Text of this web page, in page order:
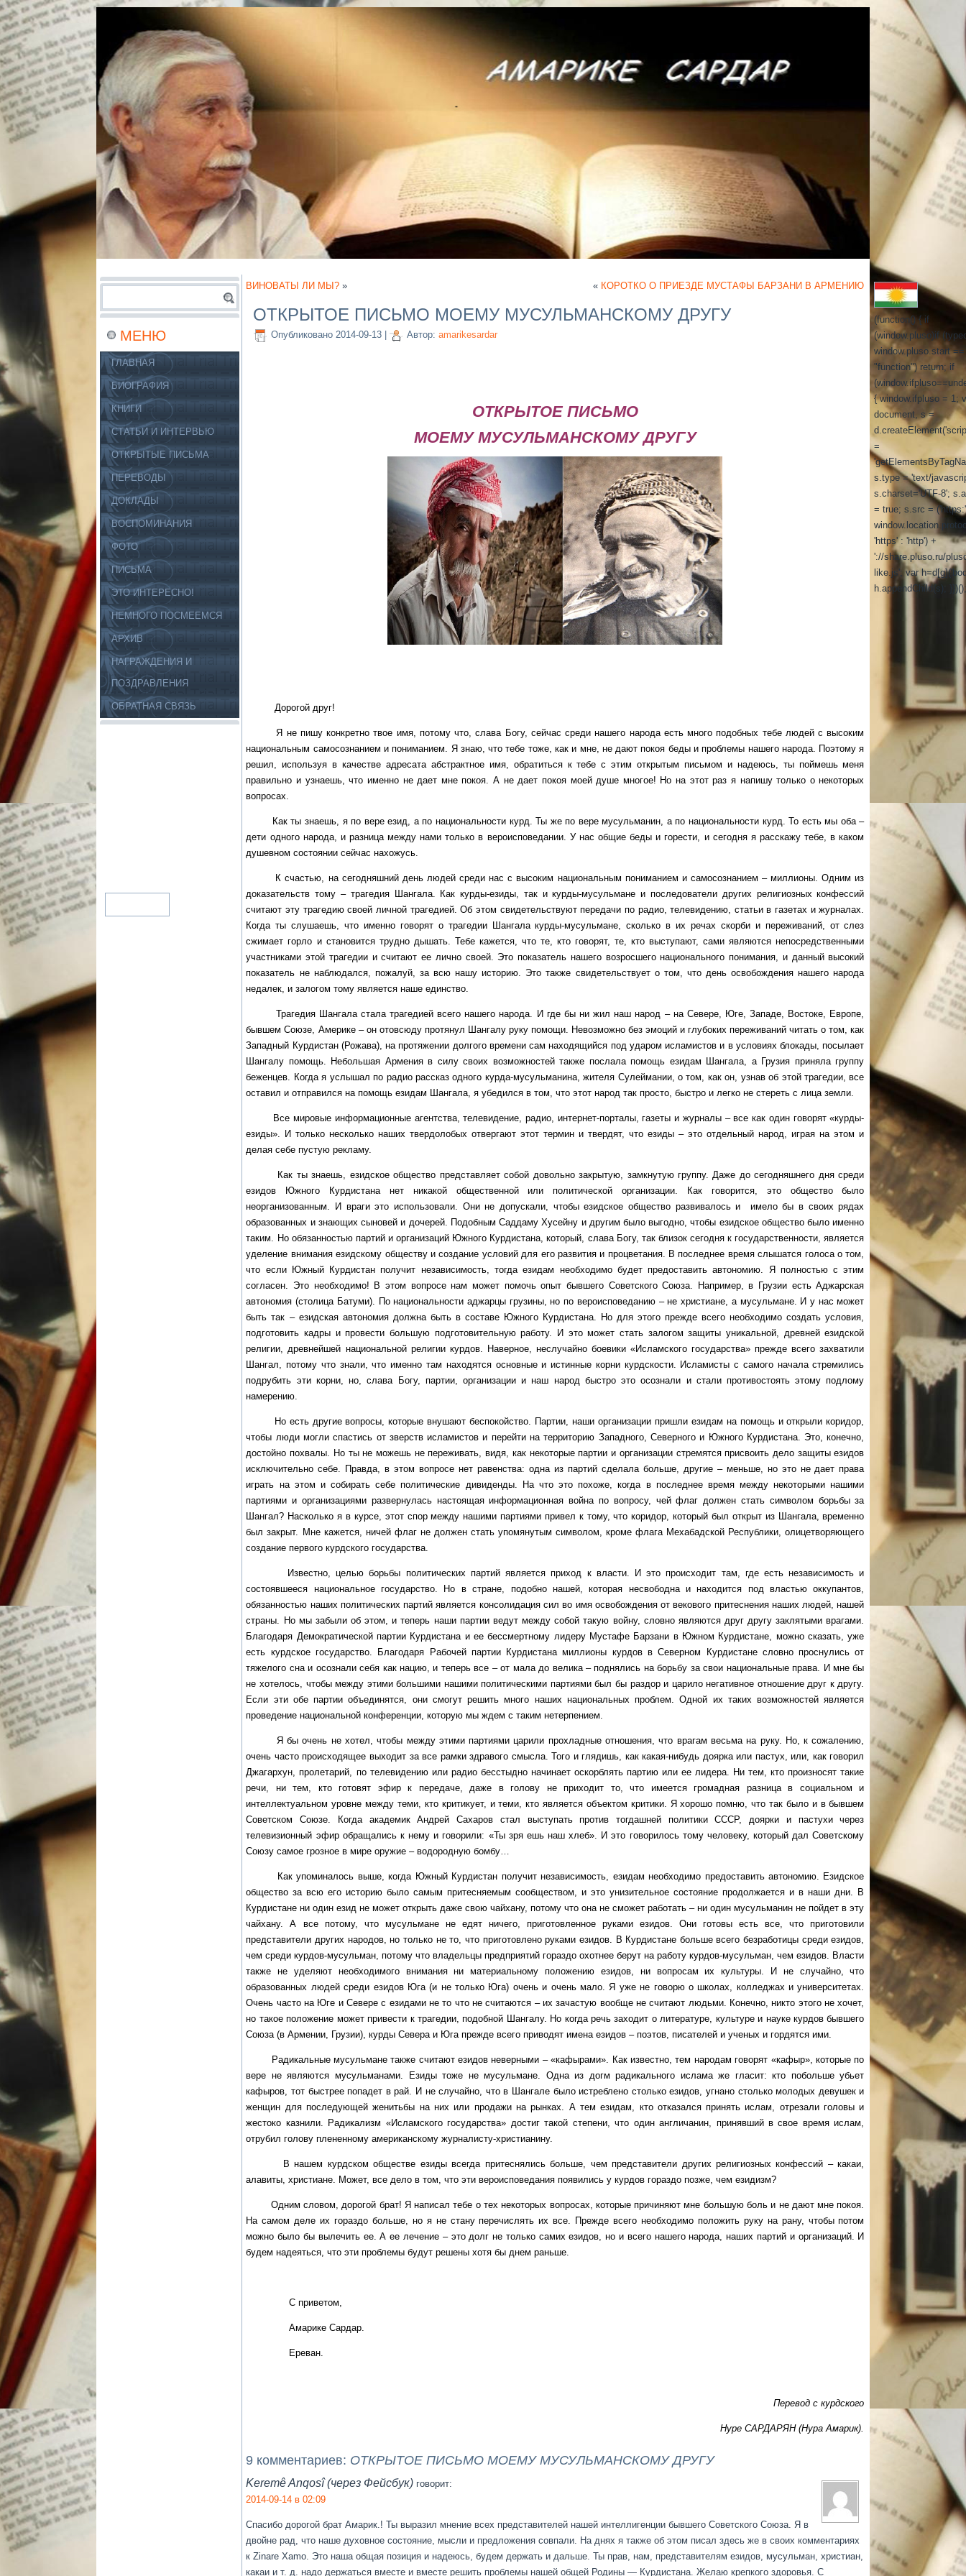
(function() { if
(window.pluso)if
window.pluso.start ==
"function") return; if
{ window.ifpluso = 1;
document, s =
=
s.type = 'text/
s.charset='UTF-8';
= true; s.src =
'https' : 'http') +
'://share.pluso.ru/
like.js'; var
h.appendChild(s);
МЕНЮ
ГЛАВНАЯ
БИОГРАФИЯ
КНИГИ
СТАТЬИ И ИНТЕРВЬЮ
ОТКРЫТЫЕ ПИСЬМА
ПЕРЕВОДЫ
ДОКЛАДЫ
ВОСПОМИНАНИЯ
ФОТО
ПИСЬМА
ЭТО ИНТЕРЕСНО!
НЕМНОГО ПОСМЕЕМСЯ
АРХИВ
НАГРАЖДЕНИЯ И
ПОЗДРАВЛЕНИЯ
ОБРАТНАЯ СВЯЗЬ
ВИНОВАТЫ ЛИ МЫ? » « КОРОТКО О ПРИЕЗДЕ МУСТАФЫ БАРЗАНИ В АРМЕНИЮ
ОТКРЫТОЕ ПИСЬМО МОЕМУ МУСУЛЬМАНСКОМУ ДРУГУ
Опубликовано 2014-09-13 | Автор: amarikesardar
ОТКРЫТОЕ ПИСЬМО
МОЕМУ МУСУЛЬМАНСКОМУ ДРУГУ
Дорогой друг!
Я не пишу конкретно твое имя, потому что, слава Богу, сейчас среди нашего народа есть много подобных тебе людей с высоким
национальным самосознанием и пониманием. Я знаю, что тебе тоже, как и мне, не дают покоя беды и проблемы нашего народа. Поэтому я
решил, используя в качестве адресата абстрактное имя, обратиться к тебе с этим открытым письмом и надеюсь, ты поймешь меня
правильно и узнаешь, что именно не дает мне покоя. А не дает покоя моей душе многое! Но на этот раз я напишу только о некоторых
вопросах.
Как ты знаешь, я по вере езид, а по национальности курд. Ты же по вере мусульманин, а по национальности курд. То есть мы оба –
дети одного народа, и разница между нами только в вероисповедании. У нас общие беды и горести, и сегодня я расскажу тебе, в каком
душевном состоянии сейчас нахожусь.
К счастью, на сегодняшний день людей среди нас с высоким национальным пониманием и самосознанием – миллионы. Одним из
доказательств тому – трагедия Шангала. Как курды-езиды, так и курды-мусульмане и последователи других религиозных конфессий
считают эту трагедию своей личной трагедией. Об этом свидетельствуют передачи по радио, телевидению, статьи в газетах и журналах.
Когда ты слушаешь, что именно говорят о трагедии Шангала курды-мусульмане, сколько в их речах скорби и переживаний, от слез
сжимает горло и становится трудно дышать. Тебе кажется, что те, кто говорят, те, кто выступают, сами являются непосредственными
участниками этой трагедии и считают ее лично своей. Это показатель нашего возросшего национального понимания, и данный высокий
показатель не наблюдался, пожалуй, за всю нашу историю. Это также свидетельствует о том, что день освобождения нашего народа
недалек, и залогом тому является наше единство.
Трагедия Шангала стала трагедией всего нашего народа. И где бы ни жил наш народ – на Севере, Юге, Западе, Востоке, Европе,
бывшем Союзе, Америке – он отовсюду протянул Шангалу руку помощи. Невозможно без эмоций и глубоких переживаний читать о том, как
Западный Курдистан (Рожава), на протяжении долгого времени сам находящийся под ударом исламистов и в условиях блокады, посылает
Шангалу помощь. Небольшая Армения в силу своих возможностей также послала помощь езидам Шангала, а Грузия приняла группу
беженцев. Когда я услышал по радио рассказ одного курда-мусульманина, жителя Сулеймании, о том, как он, узнав об этой трагедии, все
оставил и отправился на помощь езидам Шангала, я убедился в том, что этот народ так просто, быстро и легко не стереть с лица земли.
Все мировые информационные агентства, телевидение, радио, интернет-порталы, газеты и журналы – все как один говорят «курды-
езиды». И только несколько наших твердолобых отвергают этот термин и твердят, что езиды – это отдельный народ, играя на этом и
делая себе пустую рекламу.
Как ты знаешь, езидское общество представляет собой довольно закрытую, замкнутую группу. Даже до сегодняшнего дня среди
езидов Южного Курдистана нет никакой общественной или политической организации. Как говорится, это общество было
неорганизованным. И враги это использовали. Они не допускали, чтобы езидское общество развивалось и имело бы в своих рядах
образованных и знающих сыновей и дочерей. Подобным Саддаму Хусейну и другим было выгодно, чтобы езидское общество было именно
таким. Но обязанностью партий и организаций Южного Курдистана, который, слава Богу, так близок сегодня к государственности, является
уделение внимания езидскому обществу и создание условий для его развития и процветания. В последнее время слышатся голоса о том,
что если Южный Курдистан получит независимость, тогда езидам необходимо будет предоставить автономию. Я полностью с этим
согласен. Это необходимо! В этом вопросе нам может помочь опыт бывшего Советского Союза. Например, в Грузии есть Аджарская
автономия (столица Батуми). По национальности аджарцы грузины, но по вероисповеданию – не христиане, а мусульмане. И у нас может
быть так – езидская автономия должна быть в составе Южного Курдистана. Но для этого прежде всего необходимо создать условия,
подготовить кадры и провести большую подготовительную работу. И это может стать залогом защиты уникальной, древней езидской
религии, древнейшей национальной религии курдов. Наверное, неслучайно боевики «Исламского государства» прежде всего захватили
Шангал, потому что знали, что именно там находятся основные и истинные корни курдскости. Исламисты с самого начала стремились
подрубить эти корни, но, слава Богу, партии, организации и наш народ быстро это осознали и стали противостоять этому подлому
намерению.
Но есть другие вопросы, которые внушают беспокойство. Партии, наши организации пришли езидам на помощь и открыли коридор,
чтобы люди могли спастись от зверств исламистов и перейти на территорию Западного, Северного и Южного Курдистана. Это, конечно,
достойно похвалы. Но ты не можешь не переживать, видя, как некоторые партии и организации стремятся присвоить дело защиты езидов
исключительно себе. Правда, в этом вопросе нет равенства: одна из партий сделала больше, другие – меньше, но это не дает права
играть на этом и собирать себе политические дивиденды. На что это похоже, когда в последнее время между некоторыми нашими
партиями и организациями развернулась настоящая информационная война по вопросу, чей флаг должен стать символом борьбы за
Шангал? Насколько я в курсе, этот спор между нашими партиями привел к тому, что коридор, который был открыт из Шангала, временно
был закрыт. Мне кажется, ничей флаг не должен стать упомянутым символом, кроме флага Мехабадской Республики, олицетворяющего
создание первого курдского государства.
Известно, целью борьбы политических партий является приход к власти. И это происходит там, где есть независимость и
состоявшееся национальное государство. Но в стране, подобно нашей, которая несвободна и находится под властью оккупантов,
обязанностью наших политических партий является консолидация сил во имя освобождения от векового притеснения наших людей, нашей
страны. Но мы забыли об этом, и теперь наши партии ведут между собой такую войну, словно являются друг другу заклятыми врагами.
Благодаря Демократической партии Курдистана и ее бессмертному лидеру Мустафе Барзани в Южном Курдистане, можно сказать, уже
есть курдское государство. Благодаря Рабочей партии Курдистана миллионы курдов в Северном Курдистане словно проснулись от
тяжелого сна и осознали себя как нацию, и теперь все – от мала до велика – поднялись на борьбу за свои национальные права. И мне бы
не хотелось, чтобы между этими большими нашими политическими партиями был бы раздор и царило негативное отношение друг к другу.
Если эти обе партии объединятся, они смогут решить много наших национальных проблем. Одной их таких возможностей является
проведение национальной конференции, которую мы ждем с таким нетерпением.
Я бы очень не хотел, чтобы между этими партиями царили прохладные отношения, что врагам весьма на руку. Но, к сожалению,
очень часто происходящее выходит за все рамки здравого смысла. Того и глядишь, как какая-нибудь доярка или пастух, или, как говорил
Джагархун, пролетарий, по телевидению или радио бесстыдно начинает оскорблять партию или ее лидера. Ни тем, кто произносят такие
речи, ни тем, кто готовят эфир к передаче, даже в голову не приходит то, что имеется громадная разница в социальном и
интеллектуальном уровне между теми, кто критикует, и теми, кто является объектом критики. Я хорошо помню, что так было и в бывшем
Советском Союзе. Когда академик Андрей Сахаров стал выступать против тогдашней политики СССР, доярки и пастухи через
телевизионный эфир обращались к нему и говорили: «Ты зря ешь наш хлеб». И это говорилось тому человеку, который дал Советскому
Союзу самое грозное в мире оружие – водородную бомбу…
Как упоминалось выше, когда Южный Курдистан получит независимость, езидам необходимо предоставить автономию. Езидское
общество за всю его историю было самым притесняемым сообществом, и это унизительное состояние продолжается и в наши дни. В
Курдистане ни один езид не может открыть даже свою чайхану, потому что она не сможет работать – ни один мусульманин не пойдет в эту
чайхану. А все потому, что мусульмане не едят ничего, приготовленное руками езидов. Они готовы есть все, что приготовили
представители других народов, но только не то, что приготовлено руками езидов. В Курдистане больше всего безработицы среди езидов,
чем среди курдов-мусульман, потому что владельцы предприятий гораздо охотнее берут на работу курдов-мусульман, чем езидов. Власти
также не уделяют необходимого внимания ни материальному положению езидов, ни вопросам их культуры. И не случайно, что
образованных людей среди езидов Юга (и не только Юга) очень и очень мало. Я уже не говорю о школах, колледжах и университетах.
Очень часто на Юге и Севере с езидами не то что не считаются – их зачастую вообще не считают людьми. Конечно, никто этого не хочет,
но такое положение может привести к трагедии, подобной Шангалу. Но когда речь заходит о литературе, культуре и науке курдов бывшего
Союза (в Армении, Грузии), курды Севера и Юга прежде всего приводят имена езидов – поэтов, писателей и ученых и гордятся ими.
Радикальные мусульмане также считают езидов неверными – «кафырами». Как известно, тем народам говорят «кафыр», которые по
вере не являются мусульманами. Езиды тоже не мусульмане. Одна из догм радикального ислама же гласит: кто побольше убьет
кафыров, тот быстрее попадет в рай. И не случайно, что в Шангале было истреблено столько езидов, угнано столько молодых девушек и
женщин для последующей женитьбы на них или продажи на рынках. А тем езидам, кто отказался принять ислам, отрезали головы и
жестоко казнили. Радикализм «Исламского государства» достиг такой степени, что один англичанин, принявший в свое время ислам,
отрубил голову плененному американскому журналисту-христианину.
В нашем курдском обществе езиды всегда притеснялись больше, чем представители других религиозных конфессий – какаи,
алавиты, христиане. Может, все дело в том, что эти вероисповедания появились у курдов гораздо позже, чем езидизм?
Одним словом, дорогой брат! Я написал тебе о тех некоторых вопросах, которые причиняют мне большую боль и не дают мне покоя.
На самом деле их гораздо больше, но я не стану перечислять их все. Прежде всего необходимо положить руку на рану, чтобы потом
можно было бы вылечить ее. А ее лечение – это долг не только самих езидов, но и всего нашего народа, наших партий и организаций. И
будем надеяться, что эти проблемы будут решены хотя бы днем раньше.
С приветом,
Амарике Сардар.
Ереван.
Перевод с курдского
Нуре САРДАРЯН (Нура Амарик).
9 комментариев: ОТКРЫТОЕ ПИСЬМО МОЕМУ МУСУЛЬМАНСКОМУ ДРУГУ
Keremê Anqosî (через Фейсбук) говорит:
2014-09-14 в 02:09
Спасибо дорогой брат Амарик.! Ты выразил мнение всех представителей нашей интеллигенции бывшего Советского Союза. Я в
двойне рад, что наше духовное состояние, мысли и предложения совпали. На днях я также об этом писал здесь же в своих комментариях
к Zinare Xamo. Это наша общая позиция и надеюсь, будем держать и дальше. Ты прав, нам, представителям езидов, мусульман, христиан,
какаи и т. д. надо держаться вместе и вместе решить проблемы нашей общей Родины — Курдистана. Желаю крепкого здоровья. С